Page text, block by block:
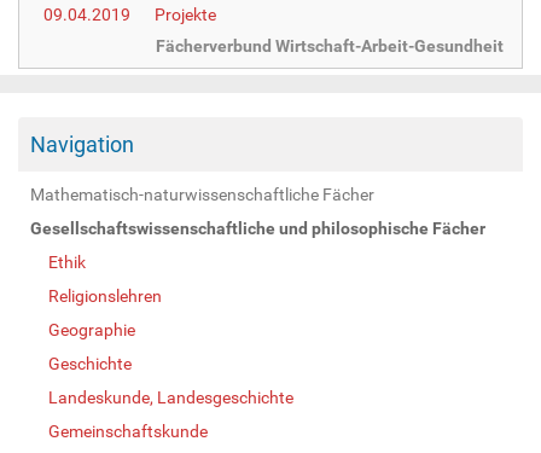
09.04.2019
Projekte
Fächerverbund Wirtschaft-Arbeit-Gesundheit
Navigation
Mathematisch-naturwissenschaftliche Fächer
Gesellschaftswissenschaftliche und philosophische Fächer
Ethik
Religionslehren
Geographie
Geschichte
Landeskunde, Landesgeschichte
Gemeinschaftskunde